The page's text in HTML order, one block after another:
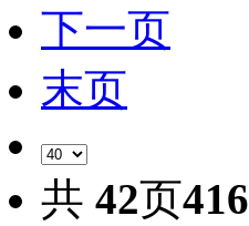
下一页
末页
共 42页416